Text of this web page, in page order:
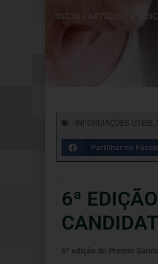
INÍCIO » ARTIGOS 6ª
INFORMAÇÕES ÚTEIS,
Partilhar no
6ª
6ª edição do Prémio